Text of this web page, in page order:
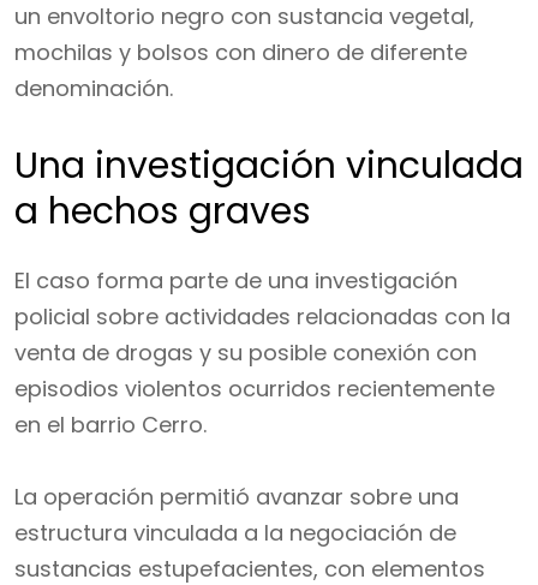
un envoltorio negro con sustancia vegetal,
mochilas y bolsos con dinero de diferente
denominación.
Una investigación vinculada
a hechos graves
El caso forma parte de una investigación
policial sobre actividades relacionadas con la
venta de drogas y su posible conexión con
episodios violentos ocurridos recientemente
en el barrio Cerro.
La operación permitió avanzar sobre una
estructura vinculada a la negociación de
sustancias estupefacientes, con elementos